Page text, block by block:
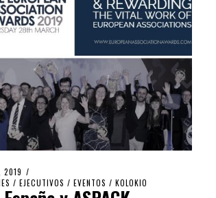
2019
/ EJECUTIVOS / EVENTOS / KOLOKIO